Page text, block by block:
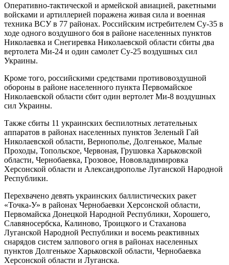
Оперативно-тактической и армейской авиацией, ракетными
войсками и артиллерией поражена живая сила и военная
техника ВСУ в 77 районах. Российским истребителем Су-35 в
ходе одного воздушного боя в районе населенных пунктов
Николаевка и Снегиревка Николаевской области сбиты два
вертолета Ми-24 и один самолет Су-25 воздушных сил
Украины.
Кроме того, российскими средствами противовоздушной
обороны в районе населенного пункта Первомайское
Николаевской области сбит один вертолет Ми-8 воздушных
сил Украины.
Также сбиты 11 украинских беспилотных летательных
аппаратов в районах населенных пунктов Зеленый Гай
Николаевской области, Вернополье, Долгенькое, Малые
Проходы, Топольское, Червоная, Грушовка Харьковской
области, Чернобаевка, Грозовое, Нововладимировка
Херсонской области и Александрополье Луганской Народной
Республики.
Перехвачено девять украинских баллистических ракет
«Точка-У» в районах Чернобаевки Херсонской области,
Первомайска Донецкой Народной Республики, Хорошего,
Славяносербска, Калиново, Троицкого и Стаханова
Луганской Народной Республики и восемь реактивных
снарядов систем залпового огня в районах населенных
пунктов Долгенькое Харьковской области, Чернобаевка
Херсонской области и Луганска.